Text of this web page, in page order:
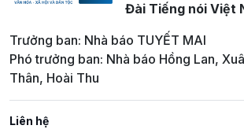
Đài Tiếng nói Việt
Trưởng ban: Nhà báo TUYẾT MAI
Phó trưởng ban: Nhà báo Hồng Lan,
Thân, Hoài Thu
Liên hệ